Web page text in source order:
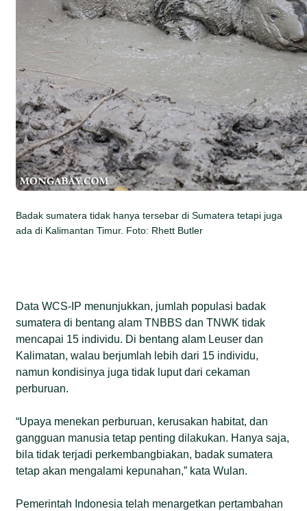
Badak sumatera tidak hanya tersebar di Sumatera tetapi juga
ada di Kalimantan Timur. Foto: Rhett Butler
Data WCS-IP menunjukkan, jumlah populasi badak
sumatera di bentang alam TNBBS dan TNWK tidak
mencapai 15 individu. Di bentang alam Leuser dan
Kalimatan, walau berjumlah lebih dari 15 individu,
namun kondisinya juga tidak luput dari cekaman
perburuan.
“Upaya menekan perburuan, kerusakan habitat, dan
gangguan manusia tetap penting dilakukan. Hanya saja,
bila tidak terjadi perkembangbiakan, badak sumatera
tetap akan mengalami kepunahan,” kata Wulan.
Pemerintah Indonesia telah menargetkan pertambahan